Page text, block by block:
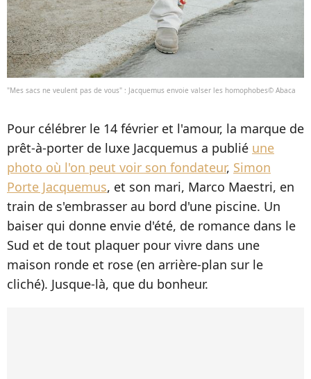
"Mes sacs ne veulent pas de vous" : Jacquemus envoie valser les homophobes© Abaca
Pour célébrer le 14 février et l'amour, la marque de
prêt-à-porter de luxe Jacquemus a publié une
photo où l'on peut voir son fondateur, Simon
Porte Jacquemus, et son mari, Marco Maestri, en
train de s'embrasser au bord d'une piscine. Un
baiser qui donne envie d'été, de romance dans le
Sud et de tout plaquer pour vivre dans une
maison ronde et rose (en arrière-plan sur le
cliché). Jusque-là, que du bonheur.